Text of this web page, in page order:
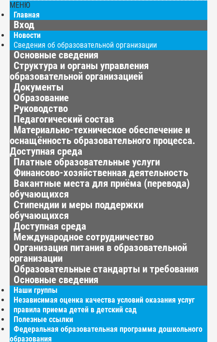
МЕНЮ
Главная
Вход
Новости
Сведения об образовательной организации
Основные сведения
Структура и органы управления
образовательной организацией
Документы
Образование
Руководство
Педагогический состав
Материально-техническое обеспечение и
оснащённость образовательного процесса.
Доступная среда
Платные образовательные услуги
Финансово-хозяйственная деятельность
Вакантные места для приёма (перевода)
обучающихся
Стипендии и меры поддержки
обучающихся
Доступная среда
Международное сотрудничество
Организация питания в образовательной
организации
Образовательные стандарты и требования
Основные сведения
Наши группы
Независимая оценка качества условий оказания услуг
правила приема детей в детский сад
Полезные ссылки
Федеральная образовательная программа дошкольного
образования